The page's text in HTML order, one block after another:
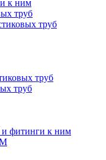
к ним
труб
труб
труб
труб
и фитинги к ним